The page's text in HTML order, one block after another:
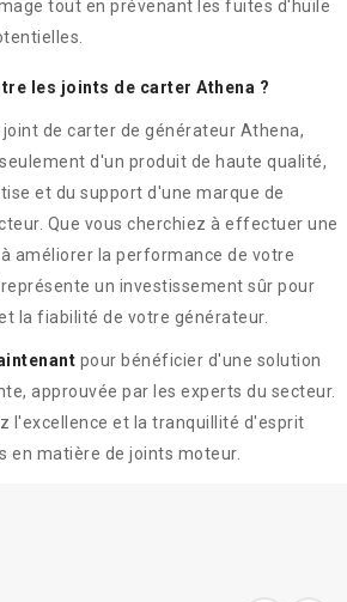
tout en prévenant les fuites d'huile
les joints de carter Athena ?
de carter de générateur Athena,
d'un produit de haute qualité,
et du support d'une marque de
Que vous cherchiez à effectuer une
améliorer la performance de votre
un investissement sûr pour
la fiabilité de votre générateur.
pour bénéficier d'une solution
approuvée par les experts du secteur.
l'excellence et la tranquillité d'esprit
en matière de joints moteur.